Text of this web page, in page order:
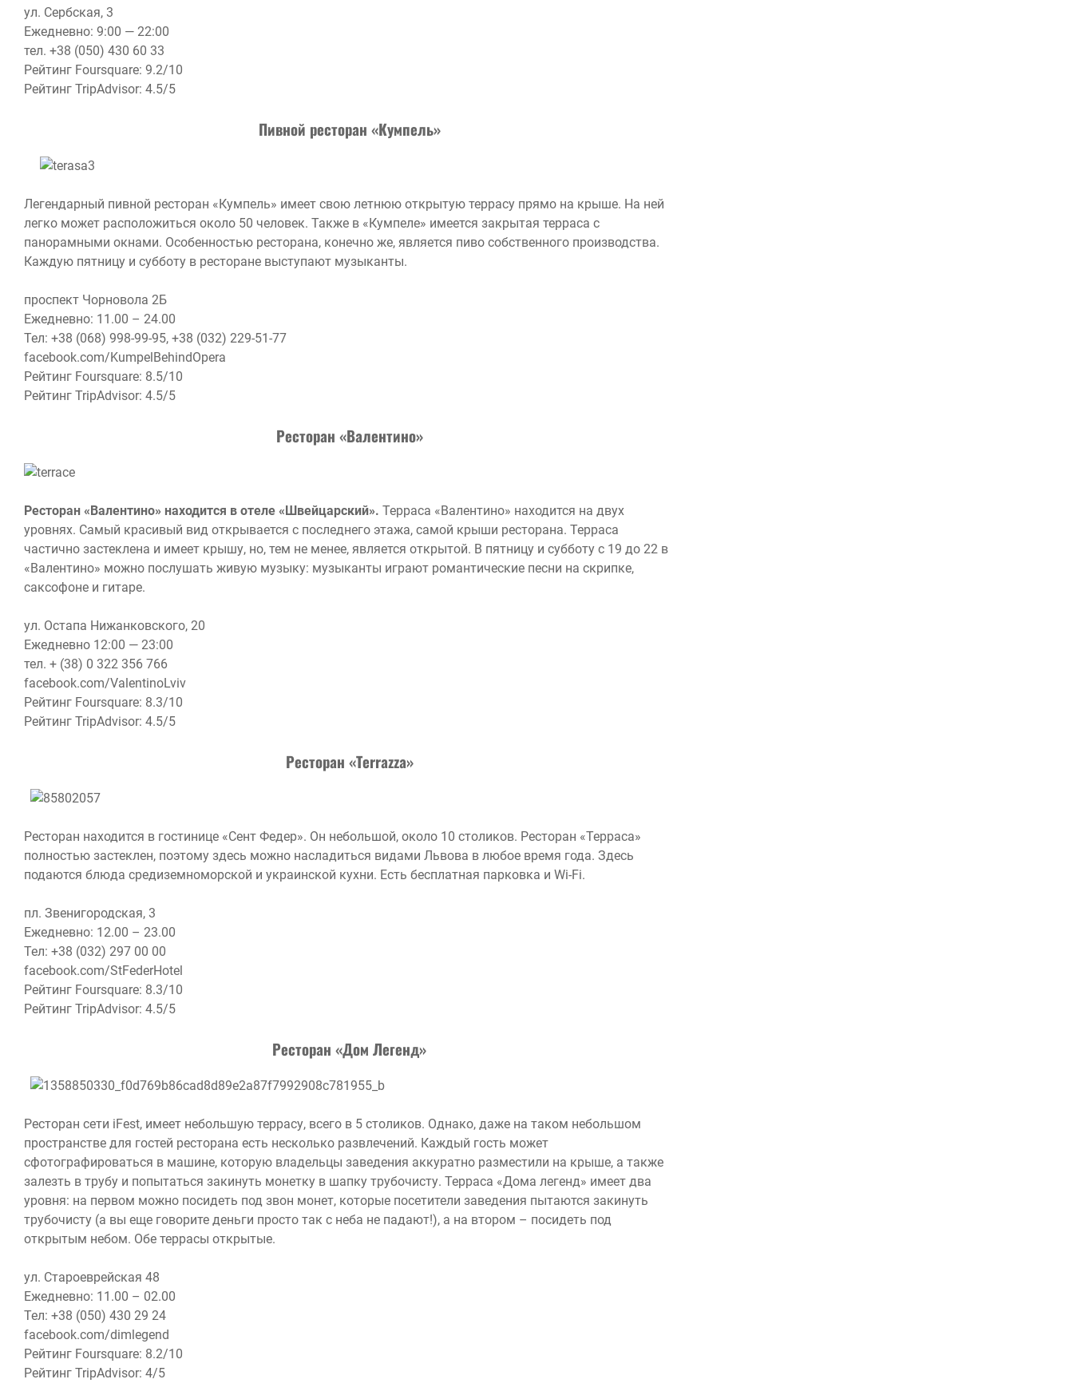
ул. Сербская, 3
Ежедневно: 9:00 — 22:00
тел. +38 (050) 430 60 33
Рейтинг Foursquare: 9.2/10
Рейтинг TripAdvisor: 4.5/5
Пивной ресторан «Кумпель»
Легендарный пивной ресторан «Кумпель» имеет свою летнюю открытую террасу прямо на крыше. На ней
легко может расположиться около 50 человек. Также в «Кумпеле» имеется закрытая терраса с
панорамными окнами. Особенностью ресторана, конечно же, является пиво собственного производства.
Каждую пятницу и субботу в ресторане выступают музыканты.
проспект Чорновола 2Б
Ежедневно: 11.00 – 24.00
Тел: +38 (068) 998-99-95, +38 (032) 229-51-77
facebook.com/KumpelBehindOpera
Рейтинг Foursquare: 8.5/10
Рейтинг TripAdvisor: 4.5/5
Ресторан «Валентино»
Ресторан «Валентино» находится в отеле «Швейцарский». Терраса «Валентино» находится на двух
уровнях. Самый красивый вид открывается с последнего этажа, самой крыши ресторана. Терраса
частично застеклена и имеет крышу, но, тем не менее, является открытой. В пятницу и субботу с 19 до 22 в
«Валентино» можно послушать живую музыку: музыканты играют романтические песни на скрипке,
саксофоне и гитаре.
ул. Остапа Нижанковского, 20
Ежедневно 12:00 — 23:00
тел. + (38) 0 322 356 766
facebook.com/ValentinoLviv
Рейтинг Foursquare: 8.3/10
Рейтинг TripAdvisor: 4.5/5
Ресторан «Terrazza»
Ресторан находится в гостинице «Сент Федер». Он небольшой, около 10 столиков. Ресторан «Терраса»
полностью застеклен, поэтому здесь можно насладиться видами Львова в любое время года. Здесь
подаются блюда средиземноморской и украинской кухни. Есть бесплатная парковка и Wi-Fi.
пл. Звенигородская, 3
Ежедневно: 12.00 – 23.00
Тел: +38 (032) 297 00 00
facebook.com/StFederHotel
Рейтинг Foursquare: 8.3/10
Рейтинг TripAdvisor: 4.5/5
Ресторан «Дом Легенд»
Ресторан сети iFest, имеет небольшую террасу, всего в 5 столиков. Однако, даже на таком небольшом
пространстве для гостей ресторана есть несколько развлечений. Каждый гость может
сфотографироваться в машине, которую владельцы заведения аккуратно разместили на крыше, а также
залезть в трубу и попытаться закинуть монетку в шапку трубочисту. Терраса «Дома легенд» имеет два
уровня: на первом можно посидеть под звон монет, которые посетители заведения пытаются закинуть
трубочисту (а вы еще говорите деньги просто так с неба не падают!), а на втором – посидеть под
открытым небом. Обе террасы открытые.
ул. Староеврейская 48
Ежедневно: 11.00 – 02.00
Тел: +38 (050) 430 29 24
facebook.com/dimlegend
Рейтинг Foursquare: 8.2/10
Рейтинг TripAdvisor: 4/5